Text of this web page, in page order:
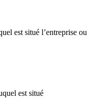
est situé l’entreprise ou
est situé